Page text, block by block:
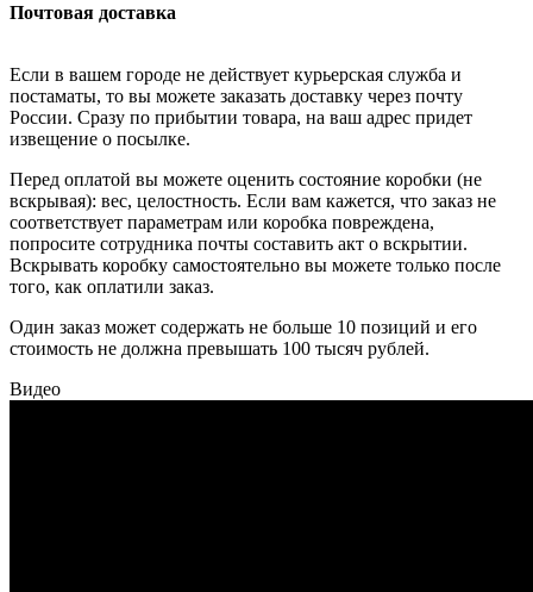
Почтовая доставка
Если в вашем городе не действует курьерская служба и
постаматы, то вы можете заказать доставку через почту
России. Сразу по прибытии товара, на ваш адрес придет
извещение о посылке.
Перед оплатой вы можете оценить состояние коробки (не
вскрывая): вес, целостность. Если вам кажется, что заказ не
соответствует параметрам или коробка повреждена,
попросите сотрудника почты составить акт о вскрытии.
Вскрывать коробку самостоятельно вы можете только после
того, как оплатили заказ.
Один заказ может содержать не больше 10 позиций и его
стоимость не должна превышать 100 тысяч рублей.
Видео